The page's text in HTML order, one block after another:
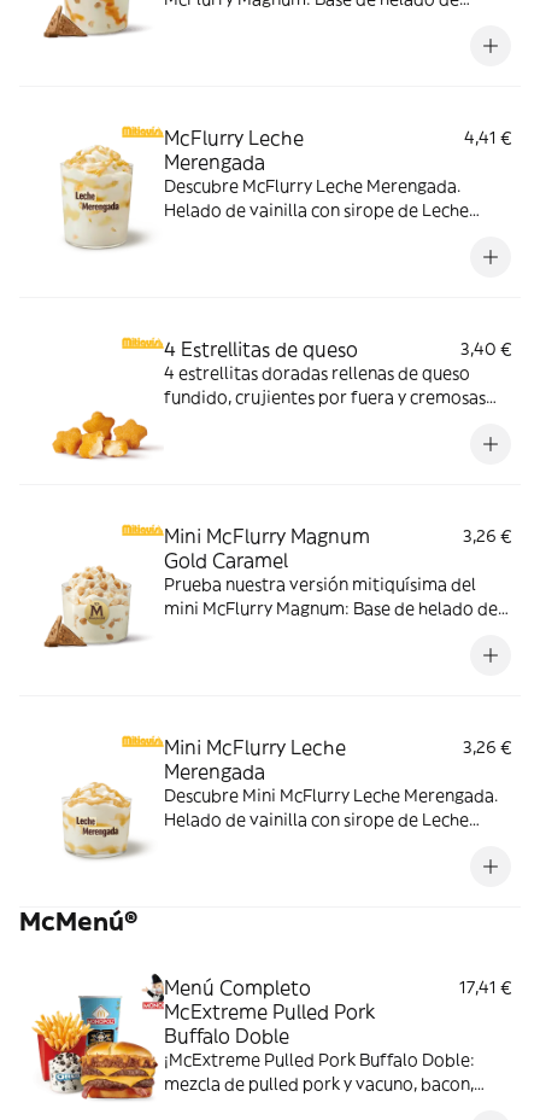
Topping triturado de galleta con perlas y
McFlurry Leche
Merengada
4,41 €
Descubre McFlurry Leche Merengada.
Helado de vainilla con sirope de Leche
ahora y no te quedes sin tus mitiquísimos
4 Estrellitas de queso
3,40 €
4 estrellitas doradas rellenas de queso
fundido, crujientes por fuera y cremosas
Mini McFlurry Magnum
Gold Caramel
3,26 €
Prueba nuestra versión mitiquísima del
mini McFlurry Magnum: Base de helado de
Topping triturado de galleta con perlas y
Mini McFlurry Leche
Merengada
3,26 €
Descubre Mini McFlurry Leche Merengada.
Helado de vainilla con sirope de Leche
McMenú®
Menú Completo
McExtreme Pulled Pork
Buffalo Doble
17,41 €
¡McExtreme Pulled Pork Buffalo Doble:
mezcla de pulled pork y vacuno, bacon,